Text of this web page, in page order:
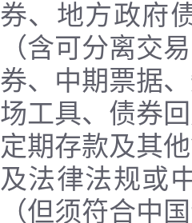
券、地方政府
（含可分离交
券、中期票据
场工具、债券
定期存款及其
及法律法规或
（但须符合中